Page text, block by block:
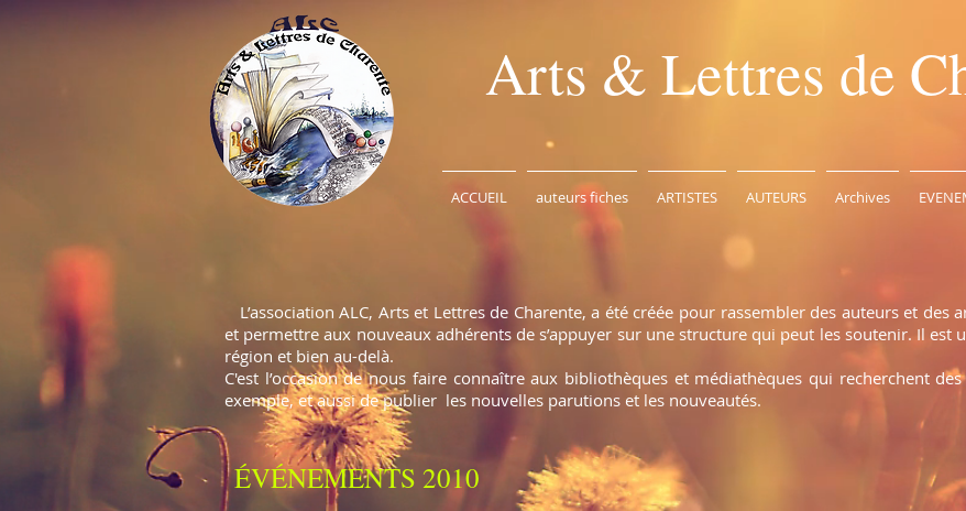
Arts & Lettres de
ACCUEIL auteurs fiches ARTISTES AUTEURS Archives
L’association ALC, Arts et Lettres de Charente, a été créée pour rassembler des auteurs et des
et permettre aux nouveaux adhérents de s’appuyer sur une structure qui peut les soutenir. Il est
région et bien au-delà.
C'est l’occasion de nous faire connaître aux bibliothèques et médiathèques qui recherchent
exemple, et aussi de publier les nouvelles parutions et les nouveautés.
ÉVÉNEMENTS 2010